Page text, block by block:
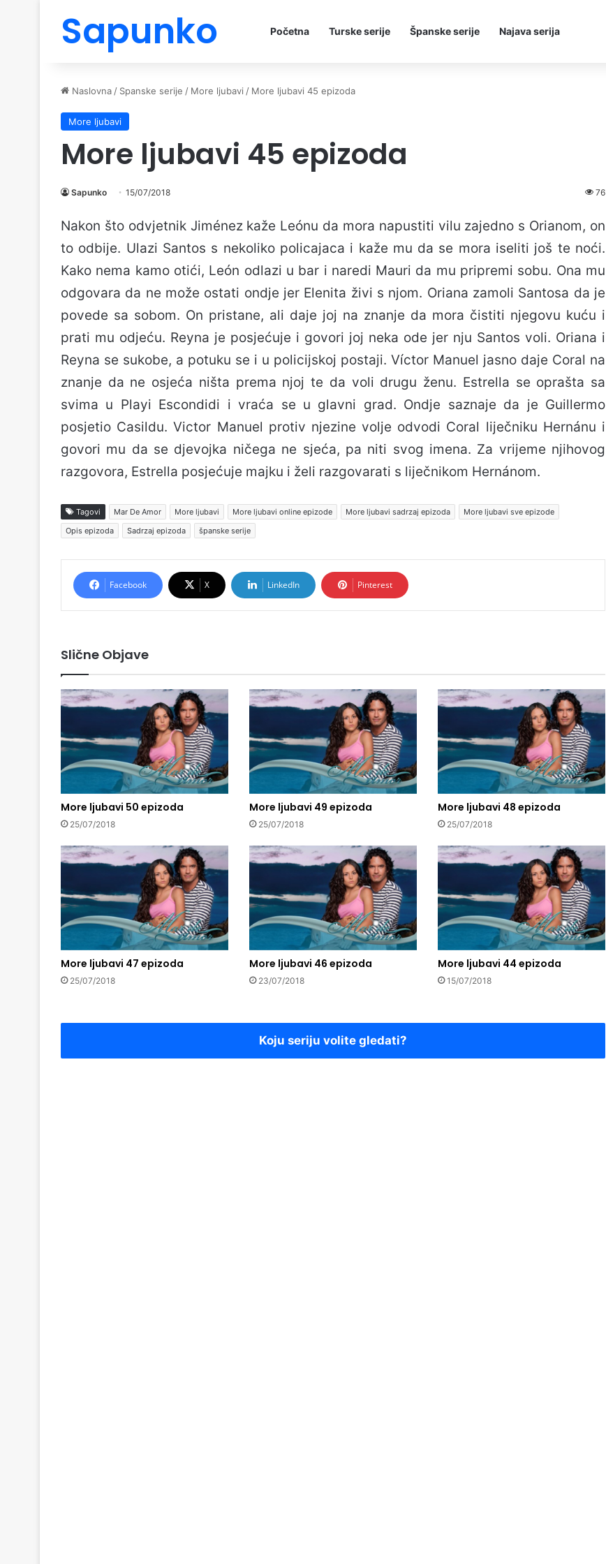
Sapunko Početna Turske serije Španske serije Najava serija
Naslovna / Spanske serije / More ljubavi / More ljubavi 45 epizoda
More ljubavi
More ljubavi 45 epizoda
Sapunko 15/07/2018 76
Nakon što odvjetnik Jiménez kaže Leónu da mora napustiti vilu zajedno s Orianom, on
to odbije. Ulazi Santos s nekoliko policajaca i kaže mu da se mora iseliti još te noći.
Kako nema kamo otići, León odlazi u bar i naredi Mauri da mu pripremi sobu. Ona mu
odgovara da ne može ostati ondje jer Elenita živi s njom. Oriana zamoli Santosa da je
povede sa sobom. On pristane, ali daje joj na znanje da mora čistiti njegovu kuću i
prati mu odjeću. Reyna je posjećuje i govori joj neka ode jer nju Santos voli. Oriana i
Reyna se sukobe, a potuku se i u policijskoj postaji. Víctor Manuel jasno daje Coral na
znanje da ne osjeća ništa prema njoj te da voli drugu ženu. Estrella se oprašta sa
svima u Playi Escondidi i vraća se u glavni grad. Ondje saznaje da je Guillermo
posjetio Casildu. Victor Manuel protiv njezine volje odvodi Coral liječniku Hernánu i
govori mu da se djevojka ničega ne sjeća, pa niti svog imena. Za vrijeme njihovog
razgovora, Estrella posjećuje majku i želi razgovarati s liječnikom Hernánom.
Tagovi Mar De Amor More ljubavi More ljubavi online epizode More ljubavi sadrzaj epizoda
More ljubavi sve epizode
Opis epizoda
Sadrzaj epizoda španske serije
Facebook X LinkedIn Pinterest
Slične Objave
More ljubavi 50 epizoda
25/07/2018
More ljubavi 49 epizoda
25/07/2018
More ljubavi 48 epizoda
25/07/2018
More ljubavi 47 epizoda
25/07/2018
More ljubavi 46 epizoda
23/07/2018
More ljubavi 44 epizoda
15/07/2018
Koju seriju volite gledati?